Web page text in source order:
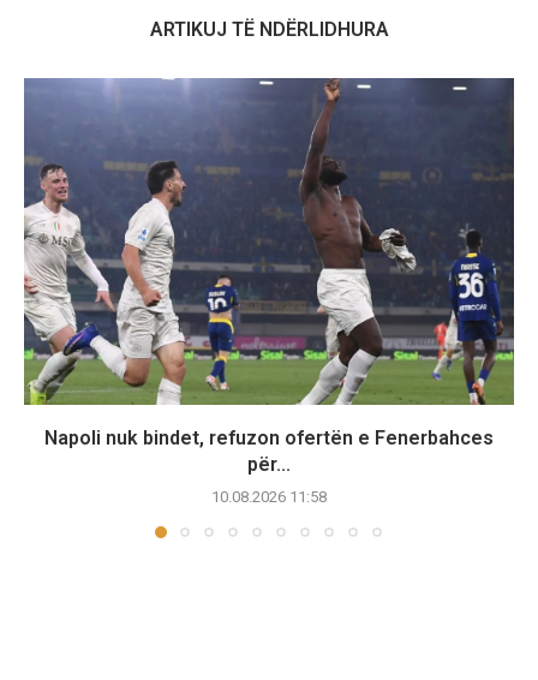
ARTIKUJ TË NDËRLIDHURA
Napoli nuk bindet, refuzon ofertën e Fenerbahces
për...
10.08.2026 11:58